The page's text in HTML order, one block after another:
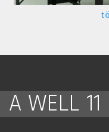
A WELL 11